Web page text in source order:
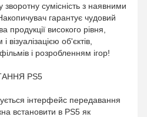
сумісність з наявними
гарантує чудовий
продукції високого рівня,
об'єктів,
і розробленням ігор!
PS5
інтерфейс передавання
встановити в PS5 як